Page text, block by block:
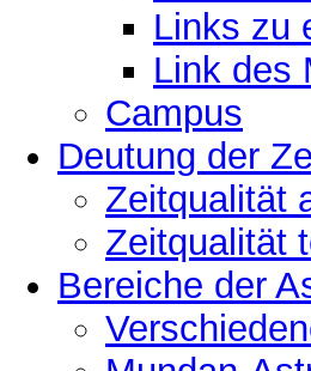
Links zu
Link des
Campus
Deutung der
Zeitqualität
Zeitqualität
Bereiche der